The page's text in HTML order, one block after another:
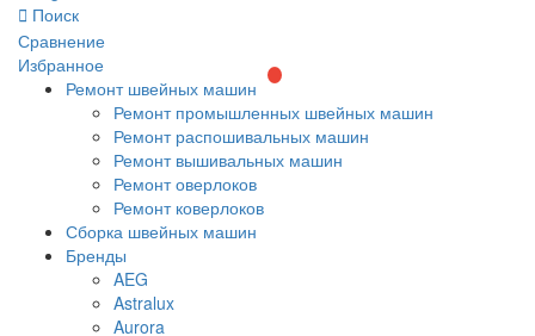
Поиск
Сравнение
Избранное
Ремонт швейных машин
Ремонт промышленных швейных машин
Ремонт распошивальных машин
Ремонт вышивальных машин
Ремонт оверлоков
Ремонт коверлоков
Сборка швейных машин
Бренды
AEG
Astralux
Aurora